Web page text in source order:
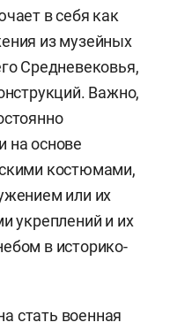
в себя как
из музейных
Средневековья,
Важно,
на основе
костюмами,
или их
укреплений и их
в историко-
стать военная